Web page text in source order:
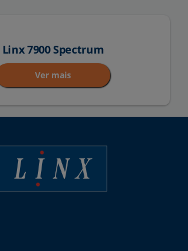
Linx 7900 Spectrum
Ver mais
Linx Printing Technologies